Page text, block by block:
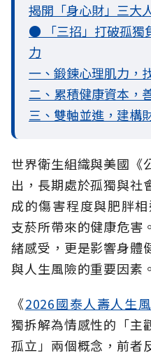
揭開「身心財」三大
● 「三招」打破孤獨
力
一、鍛鍊心理肌力，
二、累積健康資本，
三、雙軸並進，建構
世界衛生組織與美國《
出，長期處於孤獨與社
成的傷害程度與肥胖
支菸所帶來的健康危害
緒感受，更是影響身體
與人生風險的重要因素。
《2026國泰人壽人生
獨拆解為情感性的「主
孤立」兩個概念，前者